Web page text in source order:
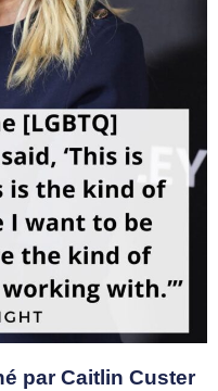
par Caitlin Custer